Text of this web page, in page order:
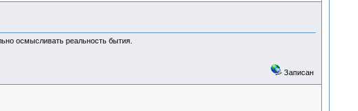
осмысливать реальность бытия.
Записан